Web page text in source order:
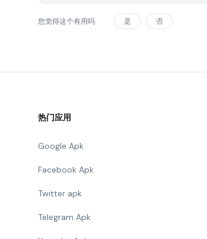
您觉得这个有用吗 是 否
热门应用
Google Apk
Facebook Apk
Twitter apk
Telegram Apk